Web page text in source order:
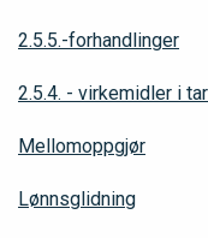
2.5.5.-forhandlinger
2.5.4. - virkemidler i
Mellomoppgjør
Lønnsglidning